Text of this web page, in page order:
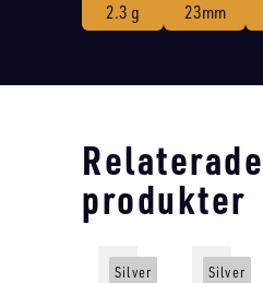
2.3 g
23mm
Relaterade
produkter
Silver Silver